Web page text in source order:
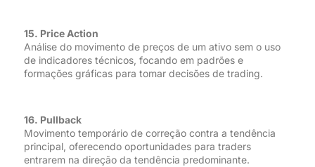
15. Price Action
Análise do movimento de preços de um ativo sem o uso
de indicadores técnicos, focando em padrões e
formações gráficas para tomar decisões de trading.
16. Pullback
Movimento temporário de correção contra a tendência
principal, oferecendo oportunidades para traders
entrarem na direção da tendência predominante.